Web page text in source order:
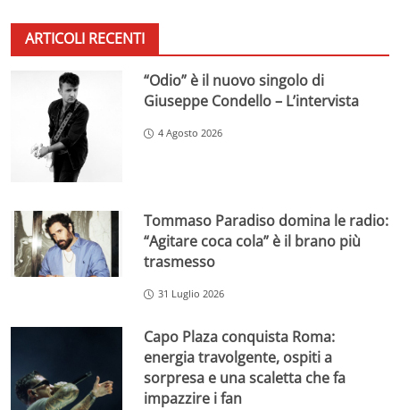
ARTICOLI RECENTI
“Odio” è il nuovo singolo di
Giuseppe Condello – L’intervista
4 Agosto 2026
Tommaso Paradiso domina le radio:
“Agitare coca cola” è il brano più
trasmesso
31 Luglio 2026
Capo Plaza conquista Roma:
energia travolgente, ospiti a
sorpresa e una scaletta che fa
impazzire i fan